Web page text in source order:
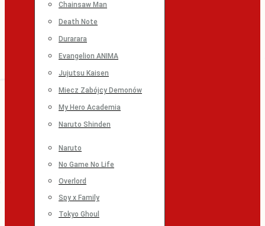
Chainsaw Man
Death Note
Durarara
Evangelion ANIMA
Jujutsu Kaisen
Miecz Zabójcy Demonów
My Hero Academia
Naruto Shinden
Naruto
No Game No Life
Overlord
Spy x Family
Tokyo Ghoul